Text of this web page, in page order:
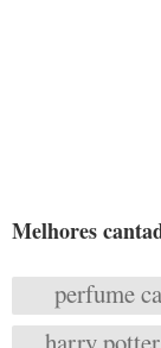
Melhores
perfume